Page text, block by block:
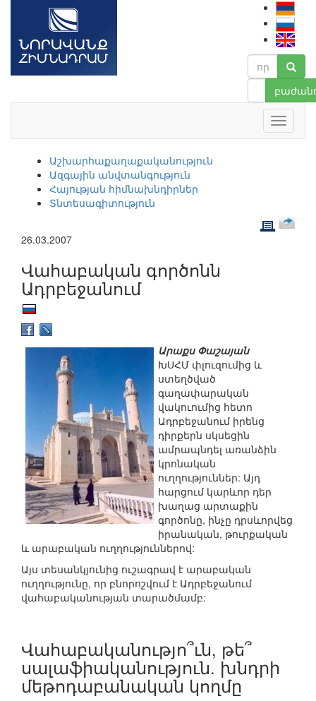
Աշխարհաքաղաքականություն
Ազգային անվտանգություն
Հայության հիմնախնդիրներ
Տնտեսագիտություն
26.03.2007
Վահաբական գործոնն
Ադրբեջանում
Արաքս Փաշայան
ԽՍՀՄ փլուզումից և
ստեղծված
գաղափարական
վակուումից հետո
Ադրբեջանում իրենց
դիրքերն սկսեցին
ամրապնդել առանձին
կրոնական
ուղղություններ: Այդ
հարցում կարևոր դեր
խաղաց արտաքին
գործոնը, ինչը դրսևորվեց
իրանական, թուրքական
և արաբական ուղղություններով:
Այս տեսանկյունից ուշագրավ է արաբական
ուղղությունը, որ բնորոշվում է Ադրբեջանում
վահաբականության տարածմամբ:
Վահաբականությո՞ւն, թե՞
սալաֆիականություն. խնդրի
մեթոդաբանական կողմը